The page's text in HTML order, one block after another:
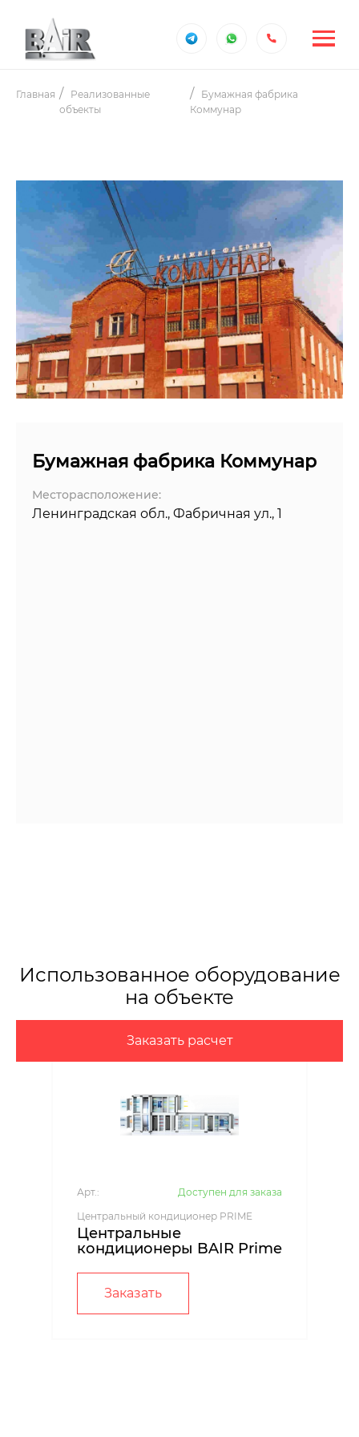
Главная
Реализованные
объекты
Бумажная фабрика
Коммунар
Бумажная фабрика Коммунар
Месторасположение:
Ленинградская обл., Фабричная ул., 1
Заказать расчет
Использованное оборудование
на объекте
Арт.:
Доступен для заказа
Центральный кондиционер PRIME
Центральные
кондиционеры BAIR Prime
Заказать